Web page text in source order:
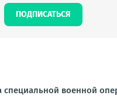
ПОДПИСАТЬСЯ
специальной военной